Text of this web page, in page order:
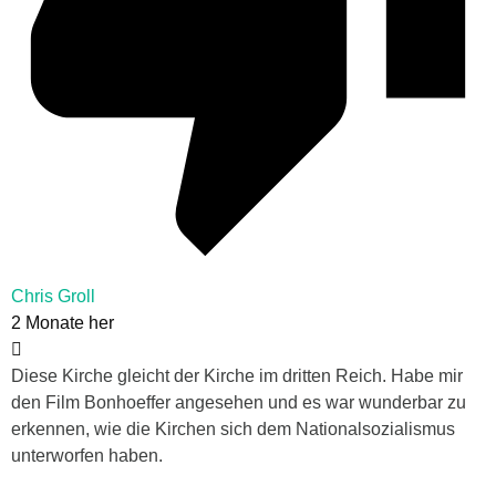
Chris Groll
2 Monate her
Diese Kirche gleicht der Kirche im dritten Reich. Habe mir
den Film Bonhoeffer angesehen und es war wunderbar zu
erkennen, wie die Kirchen sich dem Nationalsozialismus
unterworfen haben.